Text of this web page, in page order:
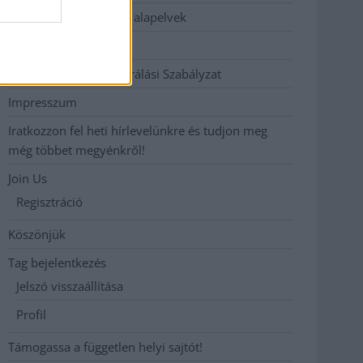
Etikai és függetlenségi alapelvek
Hozzászólási és Moderálási Szabályzat
Impresszum
Iratkozzon fel heti hírlevelünkre és tudjon meg
még többet megyénkről!
Join Us
Regisztráció
Köszönjük
Tag bejelentkezés
Jelszó visszaállítása
Profil
Támogassa a független helyi sajtót!